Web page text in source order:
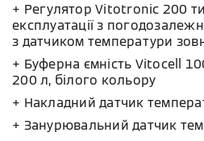
+ Регулятор Vitotronic 200
експлуатації з
з датчиком температури
+ Буферна ємність Vitocell
200 л, білого кольору
+ Накладний датчик
+ Занурювальний датчик